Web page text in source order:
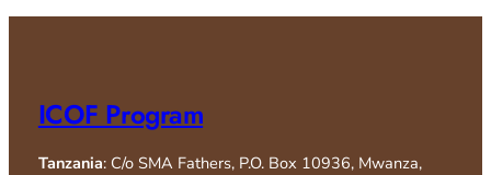
ICOF Program
Tanzania: C/o SMA Fathers, P.O. Box 10936, Mwanza,